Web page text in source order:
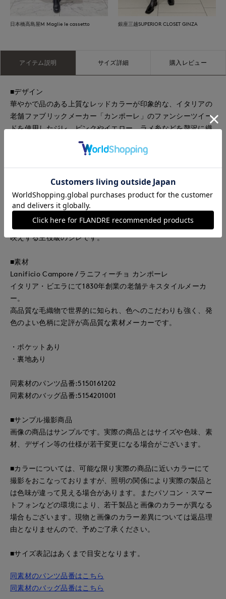
日本橋高島屋M Maglie le cassetto 銀座三越SUPERIOR CLOSET GINZA
アイテム説明 サイズ詳細 購入レビュー
■デザイン
華やかで品のある上質なレッドカラーが印象的な、イタリアの
老舗ファブリックメーカー「カンポーレ」のファンシーツイー
ドを使用したジレ。ピンクやイエロー、ラメ糸などを贅沢に織
り込んだ絣染めと意匠糸による繊細で奥行きのある表情が、遠
目には美しい赤として映える、価値ある高級素材です。クルー
好相性。共生地のキュロットにロングブーツを合わせれば、華
やかでMaglieらしい洗練スタイルが完成します。フロントには
ビジュー釦をデザイン違いで交互に配置し、ツイードに負けな
い存在感と輝きをプラス。ディテールにもこだわった、1枚で着
映えする主役級のジレです。
■素材
Lanificio Campore / ラニフィーチョ カンポーレ
イタリア・ビエラにて1830年創業の老舗テキスタイルメーカ
ー。
高品質な毛織物で世界的に知られ、色へのこだわりも強く、発
色のよい色柄に定評が高品質な素材メーカーです。
・ポケットあり
・裏地あり
同素材のパンツ品番:5150161202
同素材のバッグ品番:5154201001
■サンプル撮影商品
画像の商品はサンプルです。実際の商品とはサイズや色味、素
材、デザイン等の仕様が若干変更になる場合がございます。
■カラーについては、可能な限り実際の商品に近いカラーにて
撮影をおこなっておりますが、照明の関係により実際の製品と
は色味が違って見える場合があります。またパソコン・スマー
トフォンなどの環境により、若干製品と画像のカラーが異なる
場合もございます。現物と画像のカラー差異については返品理
由となりませんので、予めご了承ください。
■サイズ表記はあくまで目安となります。
同素材のパンツ品番はこちら
同素材のバッグ品番はこちら